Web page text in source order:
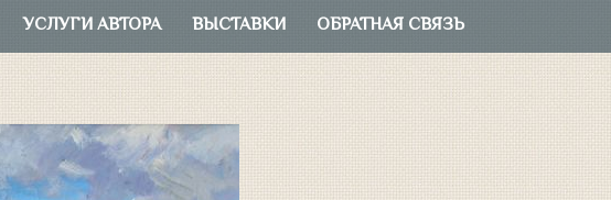
УСЛУГИ АВТОРА ВЫСТАВКИ ОБРАТНАЯ СВЯЗЬ